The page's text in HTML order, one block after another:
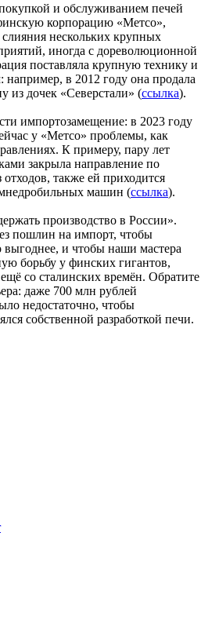
и обслуживанием печей
корпорацию «Метсо»,
слияния нескольких крупных
иногда с дореволюционной
поставляла крупную технику и
в 2012 году она продала
из дочек «Северстали» (ссылка).
импортозамещение: в 2023 году
у «Метсо» проблемы, как
К примеру, пару лет
закрыла направление по
отходов, также ей приходится
машин (ссылка).
производство в России».
пошлин на импорт, чтобы
выгоднее, и чтобы наши мастера
борьбу у финских гигантов,
со сталинских времён. Обратите
даже 700 млн рублей
недостаточно, чтобы
собственной разработкой печи.